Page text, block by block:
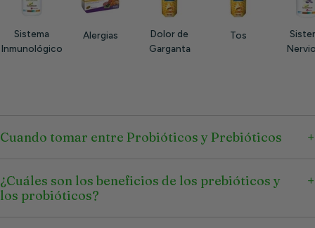
Sistema
Inmunológico
Alergias
Dolor de
Garganta
Tos
Cuando tomar entre Probióticos y Prebióticos
¿Cuáles son los beneficios de los prebióticos y
los probióticos?